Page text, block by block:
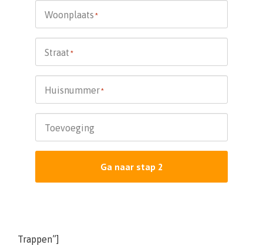
Woonplaats *
Straat *
Huisnummer*
Toevoeging
Ga naar stap 2
Trappen”]